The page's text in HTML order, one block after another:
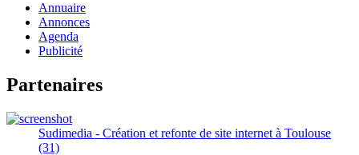
Annuaire
Annonces
Agenda
Publicité
Partenaires
Sudimedia - Création et refonte de site internet à Toulouse
(31)